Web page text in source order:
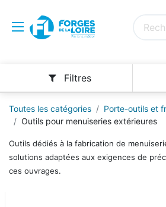
Filtres
Toutes les catégories
Porte-outils et
Outils pour menuiseries extérieures
Outils dédiés à la fabrication de
solutions adaptées aux exigences de
ces ouvrages.